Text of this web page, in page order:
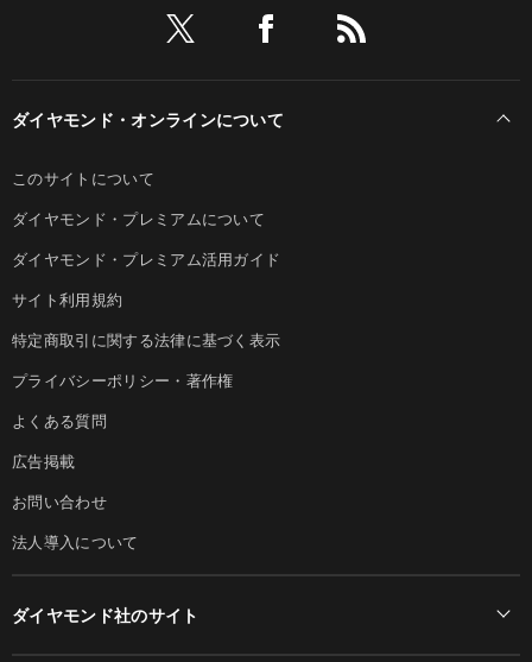
ダイヤモンド・オンラインについて
このサイトについて
ダイヤモンド・プレミアムについて
ダイヤモンド・プレミアム活用ガイド
サイト利用規約
特定商取引に関する法律に基づく表示
プライバシーポリシー・著作権
よくある質問
広告掲載
お問い合わせ
法人導入について
ダイヤモンド社のサイト